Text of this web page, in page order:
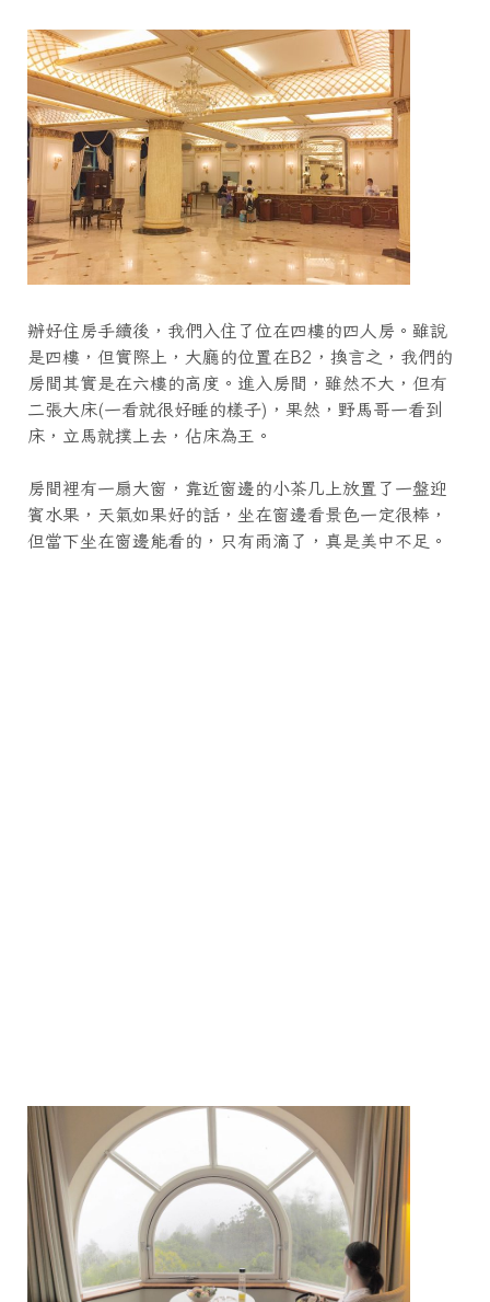
辦好住房手續後，我們入住了位在四樓的四人房。雖說
是四樓，但實際上，大廳的位置在B2，換言之，我們的
房間其實是在六樓的高度。進入房間，雖然不大，但有
二張大床(一看就很好睡的樣子)，果然，野馬哥一看到
床，立馬就撲上去，佔床為王。
房間裡有一扇大窗，靠近窗邊的小茶几上放置了一盤迎
賓水果，天氣如果好的話，坐在窗邊看景色一定很棒，
但當下坐在窗邊能看的，只有雨滴了，真是美中不足。